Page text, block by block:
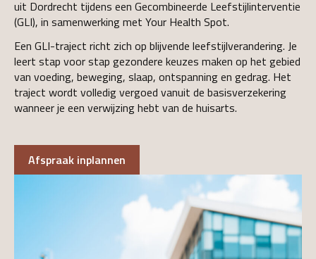
uit Dordrecht tijdens een Gecombineerde Leefstijlinterventie
(GLI), in samenwerking met Your Health Spot.
Een GLI-traject richt zich op blijvende leefstijlverandering. Je
leert stap voor stap gezondere keuzes maken op het gebied
van voeding, beweging, slaap, ontspanning en gedrag. Het
traject wordt volledig vergoed vanuit de basisverzekering
wanneer je een verwijzing hebt van de huisarts.
Afspraak inplannen